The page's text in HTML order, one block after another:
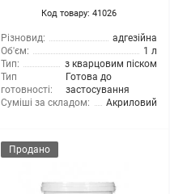
Код товару: 41026
Різновид:
адгезійна
Об'єм:
1 л
Тип:
з кварцовим піском
Тип
готовності:
Готова до
застосування
Суміші за складом:
Акриловий
Продано